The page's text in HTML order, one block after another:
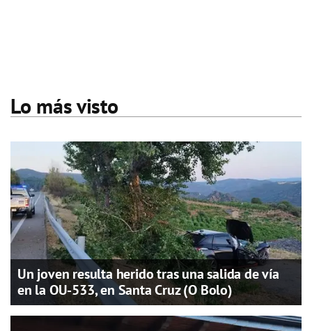
Lo más visto
Un joven resulta herido tras una salida de vía
en la OU-533, en Santa Cruz (O Bolo)